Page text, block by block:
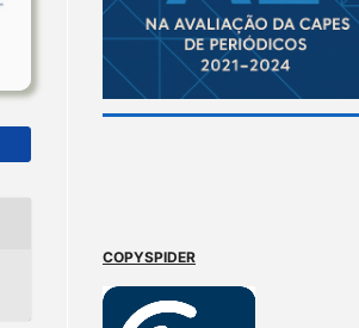
COPYSPIDER